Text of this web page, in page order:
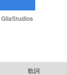
GliaStudios
歌詞